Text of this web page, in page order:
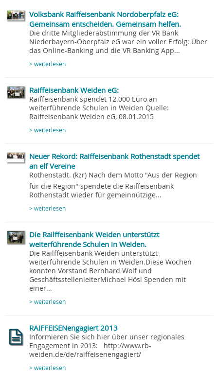
Volksbank Raiffeisenbank Nordoberpfalz eG:
Gemeinsam entscheiden. Gemeinsam helfen.
Die dritte Mitgliederabstimmung der VR Bank
Niederbayern-Oberpfalz eG war ein voller Erfolg: Über
das Online-Banking und die VR Banking App...
> weiterlesen
Raiffeisenbank Weiden eG:
Raiffeisenbank spendet 12.000 Euro an
weiterführende Schulen in Weiden Quelle:
Raiffeisenbank Weiden eG, 08.01.2015
> weiterlesen
Neuer Rekord: Raiffeisenbank Rothenstadt spendet
an elf Vereine
Rothenstadt. (kzr) Nach dem Motto "Aus der Region 
für die Region" spendete die Raiffeisenbank
Rothenstadt wieder für gemeinnützige...
> weiterlesen
Die Railffeisenbank Weiden unterstützt
weiterführende Schulen in Weiden.
Die Railffeisenbank Weiden unterstützt
weiterführende Schulen in Weiden.Diese Wochen
konnten Vorstand Bernhard Wolf und
GeschäftsstellenleiterMichael Hösl Spenden mit
einer...
> weiterlesen
RAIFFEISENengagiert 2013
Informieren Sie sich hier über unser regionales
Engagement in 2013: http://www.rb-
weiden.de/de/raiffeisenengagiert/
> weiterlesen